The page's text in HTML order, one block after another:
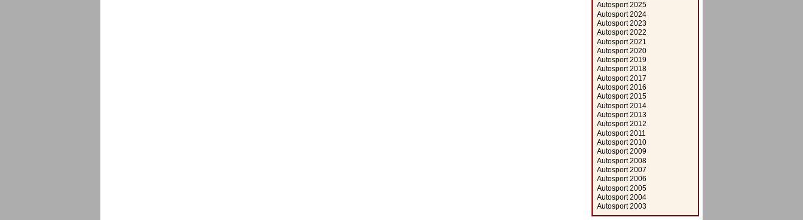
Autosport 2025
Autosport 2024
Autosport 2023
Autosport 2022
Autosport 2021
Autosport 2020
Autosport 2019
Autosport 2018
Autosport 2017
Autosport 2016
Autosport 2015
Autosport 2014
Autosport 2013
Autosport 2012
Autosport 2011
Autosport 2010
Autosport 2009
Autosport 2008
Autosport 2007
Autosport 2006
Autosport 2005
Autosport 2004
Autosport 2003